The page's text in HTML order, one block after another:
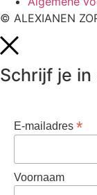
© ALEXIANEN
Schrijf je
E-mailadres *
Voornaam